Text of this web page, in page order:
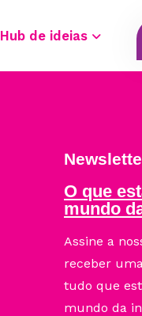
Hub de ideias
O que
mundo
Assine a
receber
tudo que
mundo da